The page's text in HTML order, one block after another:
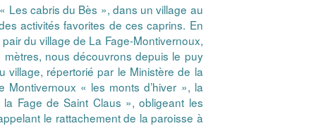
Les cabris du Bès », dans un village au
activités favorites de ces caprins. En
du village de La Fage-Montivernoux,
nous découvrons depuis le puy
village, répertorié par le Ministère de la
« les monts d’hiver », la
Fage de Saint Claus », obligeant les
le rattachement de la paroisse à